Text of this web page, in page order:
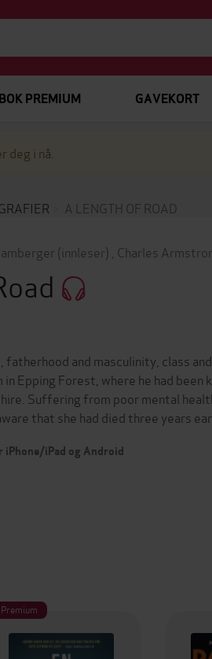
PREMIUM GAVEKORT
i nå.
A LENGTH OF ROAD
(innleser) Charles
fatherhood and masculinity, class
in Epping Forest, where he had
Suffering from poor mental
that she had died three years
iPhone/iPad og Android
Premium